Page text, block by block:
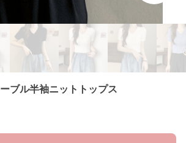
ブル半袖ニットトップス